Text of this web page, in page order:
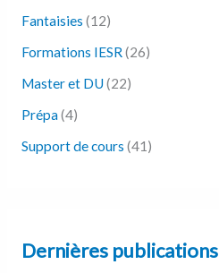
Fantaisies (12)
Formations IESR(26)
Master et DU(22)
Prépa(4)
Support de cours (41)
Dernières publications